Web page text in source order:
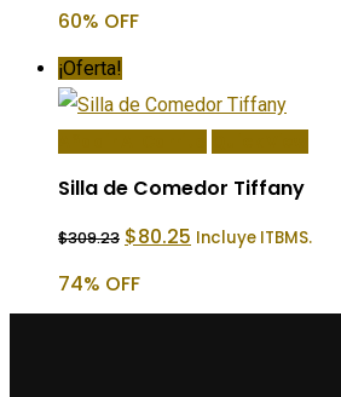
era:
60% OFF
¡Oferta!
Silla de Comedor Tiffany
$309.23 El
precio
era:
$80.25 El
precio
Incluye ITBMS.
74% OFF